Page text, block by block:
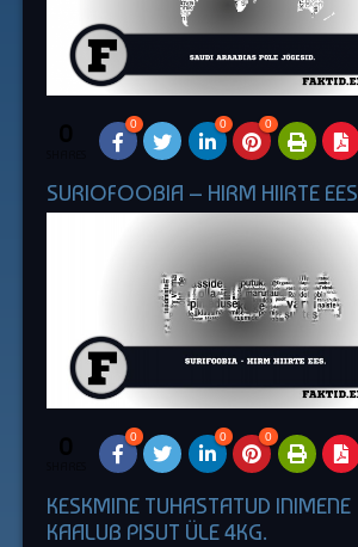
0 0 0 0
SURIOFOOBIA – HIRM HIIRTE EES
0 0 0 0
KESKMINE TUHASTATUD INIMENE
KAALUB PISUT ÜLE 4KG.